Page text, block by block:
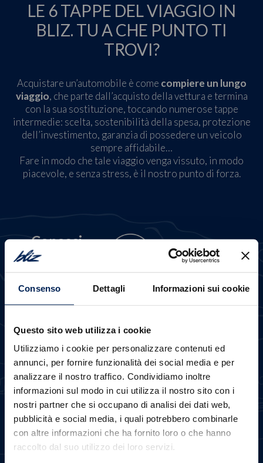
Consenso Dettagli Informazioni sui cookie
Questo sito web utilizza i cookie
Utilizziamo i cookie per personalizzare contenuti ed
annunci, per fornire funzionalità dei social media e per
analizzare il nostro traffico. Condividiamo inoltre
informazioni sul modo in cui utilizza il nostro sito con i
nostri partner che si occupano di analisi dei dati web,
pubblicità e social media, i quali potrebbero combinarle
con altre informazioni che ha fornito loro o che hanno
raccolto dal suo utilizzo dei loro servizi.
LE 6 TAPPE DEL VIAGGIO IN
BLIZ. TU A CHE PUNTO TI
TROVI?
Acquistare un’automobile è come compiere un lungo
viaggio, che parte dall’acquisto della vettura e termina
con la sua sostituzione, toccando numerose tappe
intermedie: scelta, sostenibilità della spesa, protezione
dell’investimento, garanzia di possedere un veicolo
sempre affidabile…
Fare in modo che tale viaggio venga vissuto, in modo
piacevole, e senza stress, è il nostro punto di forza.
Conosci
Scopri più a fondo i
diversi modelli
gamma
Scegli
Trova il veicolo più
in linea con letue
esigenzedi
mobilità.
Errore
Caricamento veicoli non riuscito